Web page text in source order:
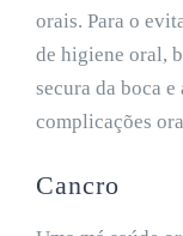
orais. Para o
de higiene oral,
secura da boca
complicações
Cancro